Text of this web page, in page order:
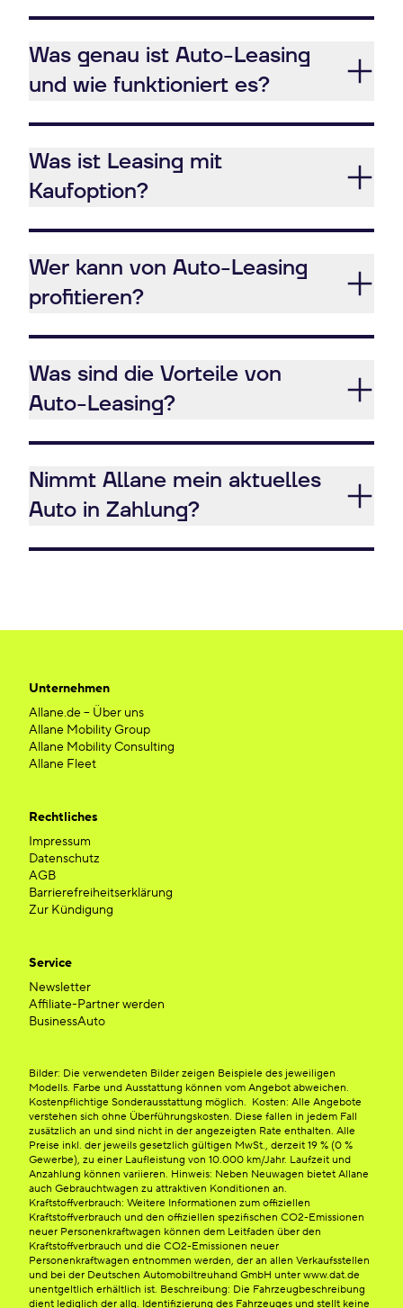
Was genau ist Auto-Leasing
und wie funktioniert es?
Was ist Leasing mit
Kaufoption?
Wer kann von Auto-Leasing
profitieren?
Was sind die Vorteile von
Auto-Leasing?
Nimmt Allane mein aktuelles
Auto in Zahlung?
Unternehmen
Allane.de – Über uns
Allane Mobility Group
Allane Mobility Consulting
Allane Fleet
Rechtliches
Impressum
Datenschutz
AGB
Barrierefreiheitserklärung
Zur Kündigung
Service
Newsletter
Affiliate-Partner werden
BusinessAuto
Bilder: Die verwendeten Bilder zeigen Beispiele des jeweiligen
Modells. Farbe und Ausstattung können vom Angebot abweichen.
Kostenpflichtige Sonderausstattung möglich. Kosten: Alle Angebote
verstehen sich ohne Überführungskosten. Diese fallen in jedem Fall
zusätzlich an und sind nicht in der angezeigten Rate enthalten. Alle
Preise inkl. der jeweils gesetzlich gültigen MwSt., derzeit 19 % (0 %
Gewerbe), zu einer Laufleistung von 10.000 km/Jahr. Laufzeit und
Anzahlung können variieren. Hinweis: Neben Neuwagen bietet Allane
auch Gebrauchtwagen zu attraktiven Konditionen an.
Kraftstoffverbrauch: Weitere Informationen zum offiziellen
Kraftstoffverbrauch und den offiziellen spezifischen CO2-Emissionen
neuer Personenkraftwagen können dem Leitfaden über den
Kraftstoffverbrauch und die CO2-Emissionen neuer
Personenkraftwagen entnommen werden, der an allen Verkaufsstellen
und bei der Deutschen Automobiltreuhand GmbH unter www.dat.de
unentgeltlich erhältlich ist. Beschreibung: Die Fahrzeugbeschreibung
dient lediglich der allg. Identifizierung des Fahrzeuges und stellt keine